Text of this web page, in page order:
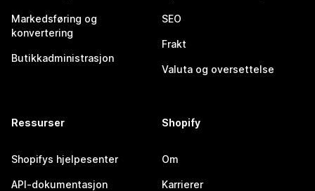
Markedsføring og
konvertering
Butikkadministrasjon
SEO
Frakt
Valuta og oversettelse
Ressurser
Shopifys hjelpesenter
API-dokumentasjon
Shopify
Om
Karrierer